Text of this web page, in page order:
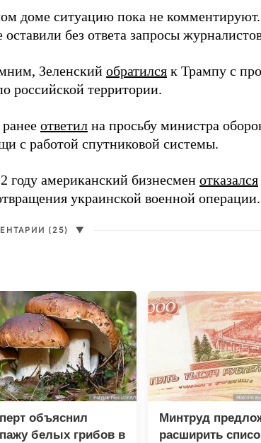
доме ситуацию пока не
оставили без ответа запросы
Зеленский обратился к Трампу с
российской территории.
ответил на просьбу министра
с работой спутниковой системы.
году американский бизнесмен отказался
украинской военной операции.
(25) ▼
объяснил
белых грибов в
Минтруд
расширить